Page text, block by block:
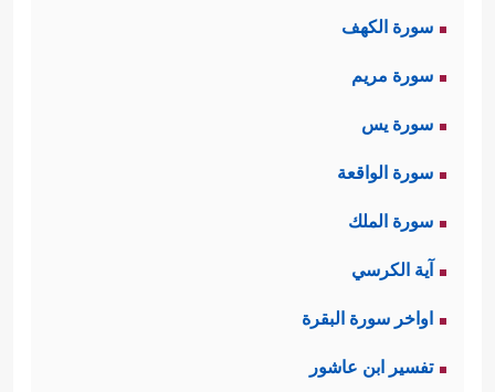
سورة الكهف
سورة مريم
سورة يس
سورة الواقعة
سورة الملك
آية الكرسي
اواخر سورة البقرة
تفسير ابن عاشور